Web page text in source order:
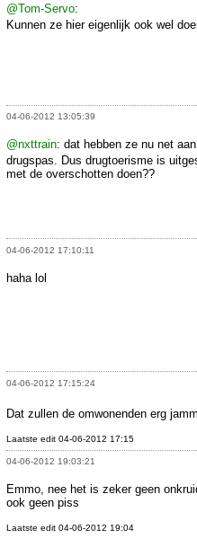
@Tom-Servo:
Kunnen ze hier eigenlijk ook wel
04-06-2012 13:05:39
@nxttrain: dat hebben ze nu net
drugspas. Dus drugtoerisme is
met de overschotten doen??
04-06-2012 17:10:11
haha lol
04-06-2012 17:15:24
Dat zullen de omwonenden erg
Laatste edit 04-06-2012 17:15
04-06-2012 19:03:21
Emmo, nee het is zeker geen
ook geen piss
Laatste edit 04-06-2012 19:04